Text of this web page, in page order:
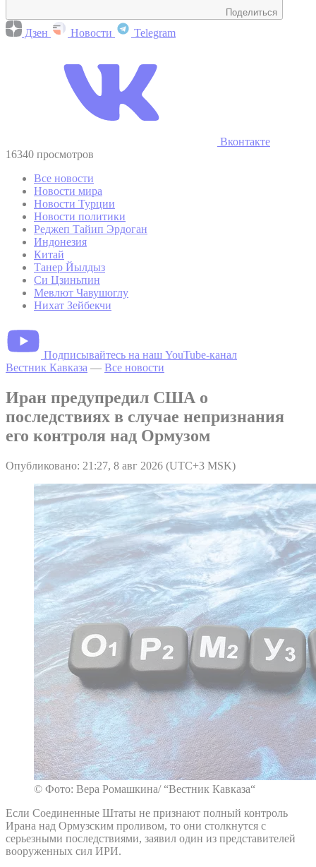
Поделиться
Дзен Новости Telegram
Вконтакте
16340 просмотров
Все новости
Новости мира
Новости Турции
Новости политики
Реджеп Тайип Эрдоган
Индонезия
Китай
Танер Йылдыз
Си Цзиньпин
Мевлют Чавушоглу
Нихат Зейбекчи
Подписывайтесь на наш YouTube-канал
Вестник Кавказа — Все новости
Иран предупредил США о
последствиях в случае непризнания
его контроля над Ормузом
Опубликовано: 21:27, 8 авг 2026 (UTC+3 MSK)
© Фото: Вера Ромашкина/ “Вестник Кавказа“
Если Соединенные Штаты не признают полный контроль
Ирана над Ормузским проливом, то они столкнутся с
серьезными последствиями, заявил один из представителей
вооруженных сил ИРИ.